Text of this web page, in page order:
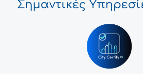
Σημαντικές